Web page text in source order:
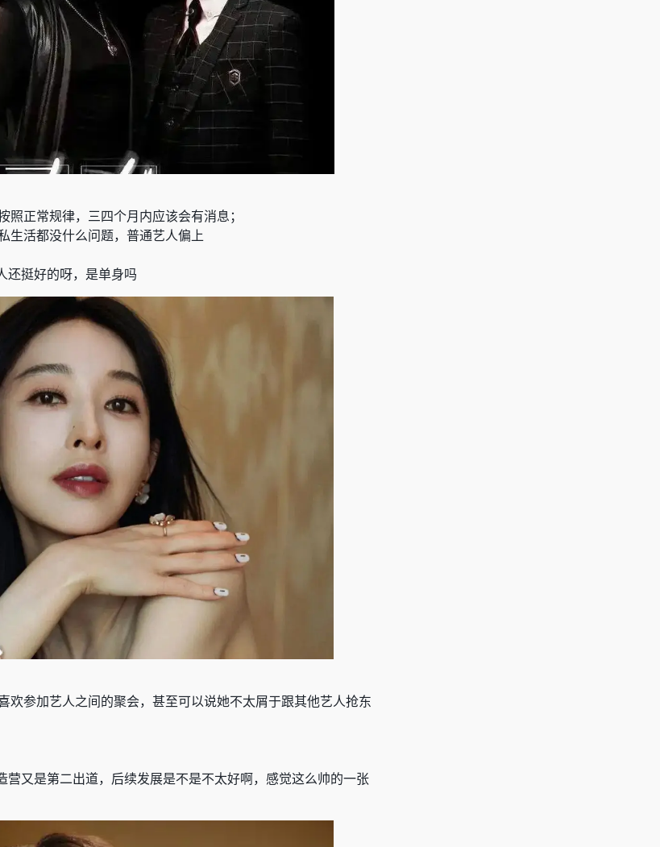
正常规律，三四个月内应该会有消息；
生活都没什么问题，普通艺人偏上
还挺好的呀，是单身吗
欢参加艺人之间的聚会，甚至可以说她不太屑于跟其他艺人抢东
又是第二出道，后续发展是不是不太好啊，感觉这么帅的一张